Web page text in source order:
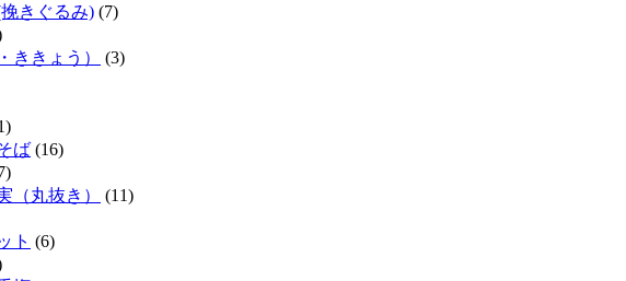
きぐるみ) (7)
ききょう）
(3)
ば (16)
（丸抜き）
(11)
ト (6)